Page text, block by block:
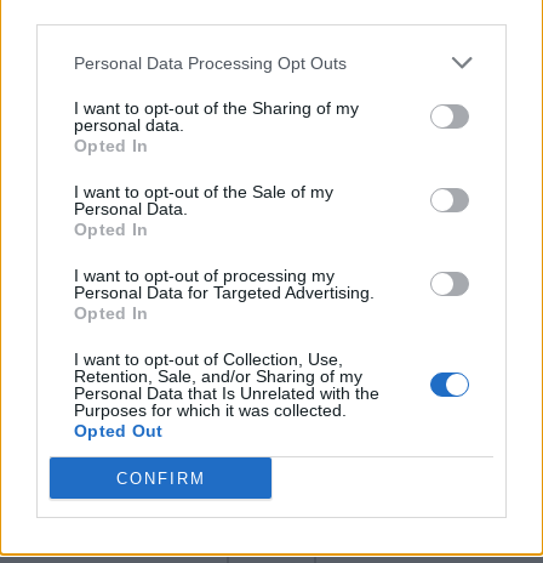
Personal Data Processing Opt Outs
I want to opt-out of the Sharing of my
personal data.
Opted In
I want to opt-out of the Sale of my
Personal Data.
Opted In
I want to opt-out of processing my
Personal Data for Targeted Advertising.
Opted In
I want to opt-out of Collection, Use,
Retention, Sale, and/or Sharing of my
Personal Data that Is Unrelated with the
Purposes for which it was collected.
Opted Out
CONFIRM
PNCR (Terheș)
Partidul Patrioților (Surugiu)
România pe Primul Loc (Ponta)
Arhiva sondajelor